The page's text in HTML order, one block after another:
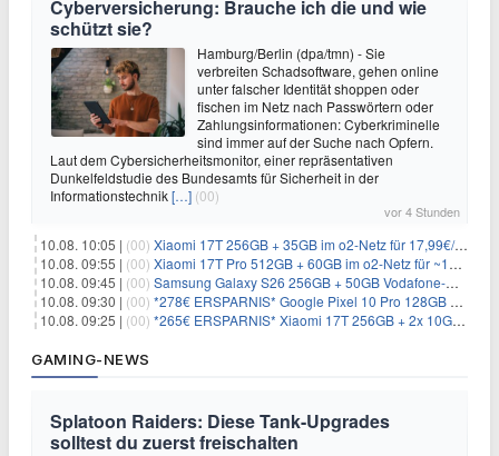
Cyberversicherung: Brauche ich die und wie
schützt sie?
Hamburg/Berlin (dpa/tmn) - Sie
verbreiten Schadsoftware, gehen online
unter falscher Identität shoppen oder
fischen im Netz nach Passwörtern oder
Zahlungsinformationen: Cyberkriminelle
sind immer auf der Suche nach Opfern.
Laut dem Cybersicherheitsmonitor, einer repräsentativen
Dunkelfeldstudie des Bundesamts für Sicherheit in der
Informationstechnik[…] (00)
vor 4 Stunden
10.08. 10:05 | (00) Xiaomi 17T 256GB + 35GB im o2-Netz für 17,99€/Monat (effektiv -2,47€/Monat)
10.08. 09:55 | (00) Xiaomi 17T Pro 512GB + 60GB im o2-Netz für ~19,99€/Monat (effektiv -7,22€/Monat)
10.08. 09:45 | (00) Samsung Galaxy S26 256GB + 50GB Vodafone-Netz für 19,99€/Monat (effektiv 1,26€/Monat)
10.08. 09:30 | (00) *278€ ERSPARNIS* Google Pixel 10 Pro 128GB + 60GB im o2-Netz für ~19,99€/Monat
10.08. 09:25 | (00) *265€ ERSPARNIS* Xiaomi 17T 256GB + 2x 10GB im o2-Netz für ~9,98€/Monat
GAMING-NEWS
Splatoon Raiders: Diese Tank-Upgrades
solltest du zuerst freischalten